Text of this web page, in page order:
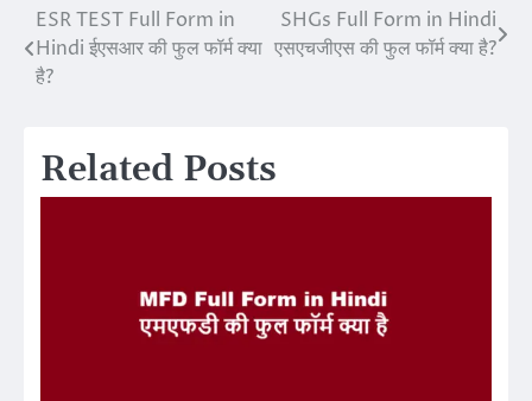
Post
navigation
ESR TEST Full Form in
Hindi ईएसआर की फुल फॉर्म क्या
है?
SHGs Full Form in Hindi
एसएचजीएस की फुल फॉर्म क्या है?
Related Posts